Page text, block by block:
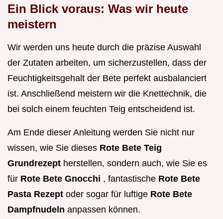
Ein Blick voraus: Was wir heute
meistern
Wir werden uns heute durch die präzise Auswahl
der Zutaten arbeiten, um sicherzustellen, dass der
Feuchtigkeitsgehalt der Bete perfekt ausbalanciert
ist. Anschließend meistern wir die Knettechnik, die
bei solch einem feuchten Teig entscheidend ist.
Am Ende dieser Anleitung werden Sie nicht nur
wissen, wie Sie dieses Rote Bete Teig
Grundrezept herstellen, sondern auch, wie Sie es
für Rote Bete Gnocchi , fantastische Rote Bete
Pasta Rezept oder sogar für luftige Rote Bete
Dampfnudeln anpassen können.